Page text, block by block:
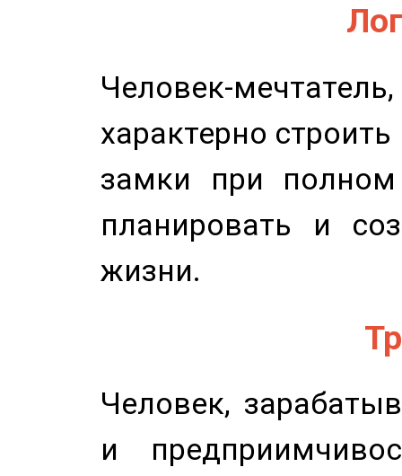
Человек-
характерно
замки при полном
планировать и
жизни.
Человек,
и